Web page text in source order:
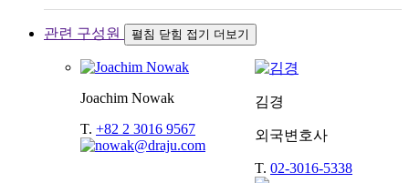
관련 구성원 펼침 닫힘 접기 더보기
Joachim Nowak
T. +82 2 3016 9567
김경
외국변호사
T. 02-3016-5338